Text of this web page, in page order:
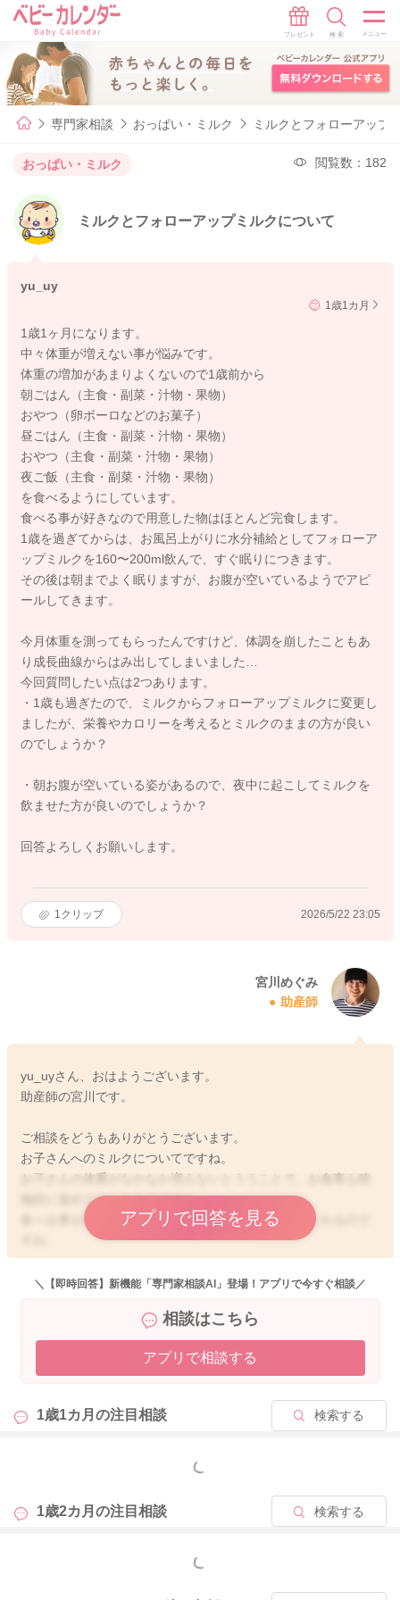
専門家相談 おっぱい・ミルク ミルクとフォローアップ
おっぱい・ミルク 閲覧数：182
ミルクとフォローアップミルクについて
yu_uy
1歳1カ月
1歳1ヶ月になります。
中々体重が増えない事が悩みです。
体重の増加があまりよくないので1歳前から
朝ごはん（主食・副菜・汁物・果物）
おやつ（卵ボーロなどのお菓子）
昼ごはん（主食・副菜・汁物・果物）
おやつ（主食・副菜・汁物・果物）
夜ご飯（主食・副菜・汁物・果物）
を食べるようにしています。
食べる事が好きなので用意した物はほとんど完食します。
1歳を過ぎてからは、お風呂上がりに水分補給としてフォローア
ップミルクを160〜200ml飲んで、すぐ眠りにつきます。
その後は朝までよく眠りますが、お腹が空いているようでアピ
ールしてきます。
今月体重を測ってもらったんですけど、体調を崩したこともあ
り成長曲線からはみ出してしまいました…
今回質問したい点は2つあります。
・1歳も過ぎたので、ミルクからフォローアップミルクに変更し
ましたが、栄養やカロリーを考えるとミルクのままの方が良い
のでしょうか？
・朝お腹が空いている姿があるので、夜中に起こしてミルクを
飲ませた方が良いのでしょうか？
回答よろしくお願いします。
1 クリップ 2026/5/22 23:05
宮川めぐみ
助産師
yu_uyさん、おはようございます。
助産師の宮川です。
ご相談をどうもありがとうございます。
お子さんへのミルクについてですね。
お子さんの体重がなかなか増えないとううことで、お食事も積
極的に進めておられるのですね。
食べる事が好きだということで、ほとんど完食してくれるので
とてもいいと思います。
体調を崩していたという事なので、その分体重の増えが悪くな
お子さんの活動量も活発に増えてきていることだとも思います
ので、どうしても増えが緩やかになってしまう事があります。
それでも身長が大きくなっている、頭まわりも大きくなって、
たら、問題はないと思いますよ。
し、育児用のミルクでも良いのかなとも思いました。
ーアップミルクでもいいと思いますよ。
そうして美味しくご飯をたくさん食べてくれているようであれ
アプリで回答を見る
＼【即時回答】新機能「専門家相談AI」登場！アプリで今すぐ相談／
相談はこちら
アプリで相談する
1歳1カ月の注目相談 検索する
もっと見る
1歳2カ月の注目相談 検索する
もっと見る